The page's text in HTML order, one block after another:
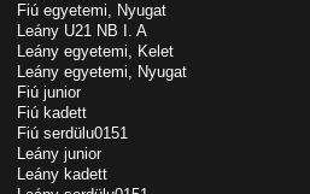
Fiú egyetemi, Nyugat
Leány U21 NB I. A
Leány egyetemi, Kelet
Leány egyetemi, Nyugat
Fiú junior
Fiú kadett
Fiú serdülu0151
Leány junior
Leány kadett